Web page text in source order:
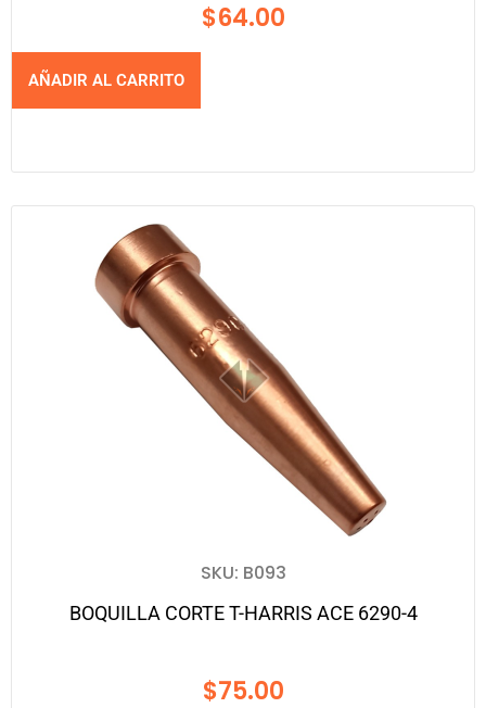
$64.00
AÑADIR AL CARRITO
SKU: B093
BOQUILLA CORTE T-HARRIS ACE 6290-4
$75.00